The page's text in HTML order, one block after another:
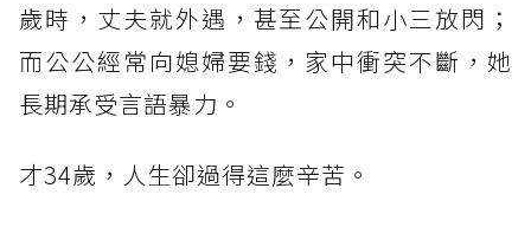
歲時，丈夫就外遇，甚至公開和小三放閃；
而公公經常向媳婦要錢，家中衝突不斷，她
長期承受言語暴力。
才34歲，人生卻過得這麼辛苦。